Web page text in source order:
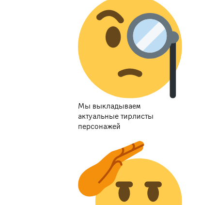
Мы выкладываем
актуальные тирлисты
персонажей